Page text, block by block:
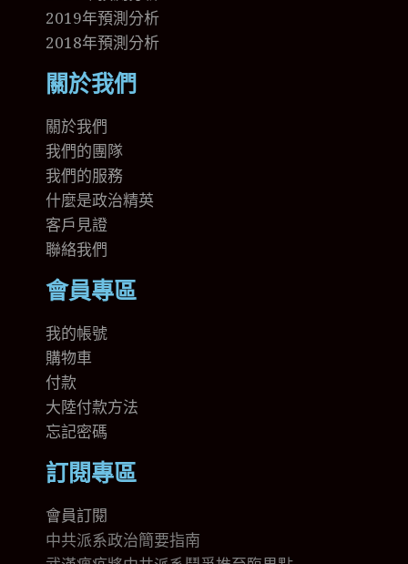
2019年預測分析
2018年預測分析
關於我們
關於我們
我們的團隊
我們的服務
什麼是政治精英
客戶見證
聯絡我們
會員專區
我的帳號
購物車
付款
大陸付款方法
忘記密碼
訂閱專區
會員訂閱
中共派系政治簡要指南